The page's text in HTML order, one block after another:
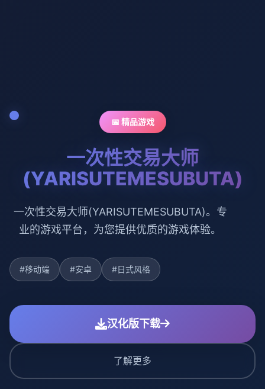
📅 精品游戏
一次性交易大师
(YARISUTEMESUBUTA)
一次性交易大师(YARISUTEMESUBUTA)。专
业的游戏平台，为您提供优质的游戏体验。
#移动端 #安卓 #日式风格
汉化版下载
了解更多